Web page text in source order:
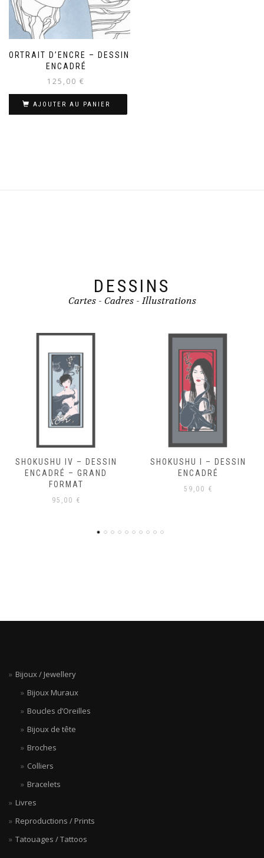
PORTRAIT D’ENCRE – DESSIN
ENCADRÉ
125,00 €
AJOUTER AU PANIER
DESSINS
Cartes - Cadres - Illustrations
SHOKUSHU I – DESSIN
ENCADRÉ
59,00 €
SHOKUSHU III – DESSIN
ENCADRÉ
59,00 €
Bijoux / Jewellery
Bijoux Muraux
Boucles d’Oreilles
Bijoux de tête
Broches
Colliers
Bracelets
Livres
Reproductions / Prints
Tatouages / Tattoos